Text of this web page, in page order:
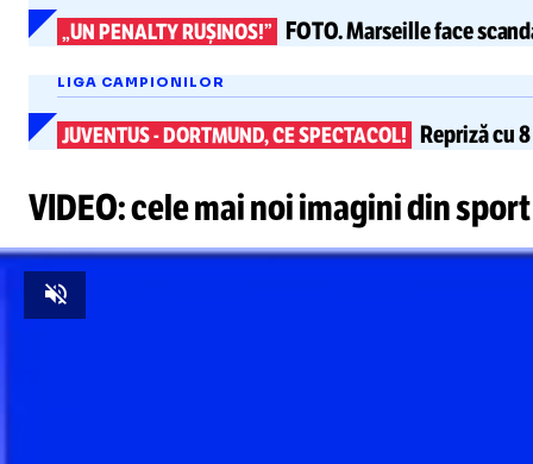
„UN PENALTY RUȘINOS!” FOTO.Marseilleface
LIGA CAMPIONILOR
JUVENTUS-DORTMUND, CE SPECTACOL! Repriză cu
VIDEO: cele mai noi imagini din sport
Unmute